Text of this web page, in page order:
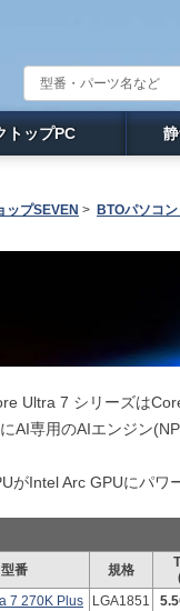
トップPC
ップSEVEN > BTOパソコ
Ultra 7 シリーズは
AI専用のAIエンジン
がIntel Arc GPUにパワ
型番 規格
7 270K Plus
LGA1851